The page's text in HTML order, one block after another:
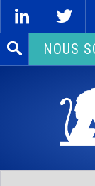
Rechercher :
NOUS